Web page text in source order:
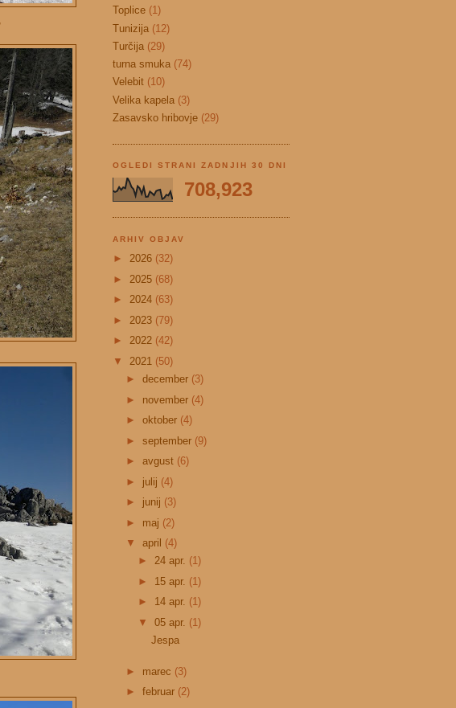
Toplice (1)
Tunizija (12)
Turčija (29)
turna smuka (74)
Velebit (10)
Velika kapela (3)
Zasavsko hribovje (29)
OGLEDI STRANI ZADNJIH 30 DNI
708,923
ARHIV OBJAV
► 2026 (32)
► 2025 (68)
► 2024 (63)
► 2023 (79)
► 2022 (42)
▼ 2021 (50)
► december (3)
► november (4)
► oktober (4)
► september (9)
► avgust (6)
► julij (4)
► junij (3)
► maj (2)
▼ april (4)
►24 apr. (1)
► 15 apr. (1)
► 14 apr. (1)
▼05 apr. (1)
Jespa
► marec (3)
► februar (2)